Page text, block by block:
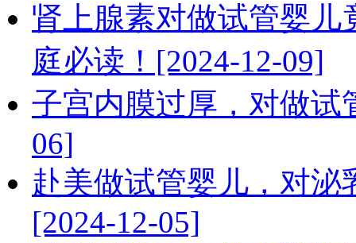
肾上腺素对做试管婴
庭必读！[2024-12-09]
子宫内膜过厚，对做试
06]
赴美做试管婴儿，对
[2024-12-05]